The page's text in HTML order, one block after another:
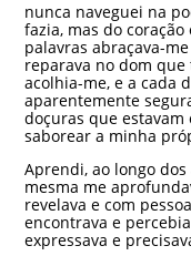
nunca naveguei na
fazia, mas do
palavras abraçava-
reparava no dom
acolhia-me, e a cada
aparentemente
doçuras que
saborear a minha
Aprendi, ao longo
mesma me
revelava e com
encontrava e
expressava e